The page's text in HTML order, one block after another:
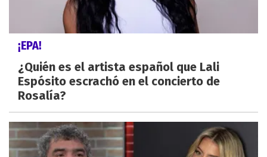
¡EPA!
¿Quién es el artista español que Lali
Espósito escrachó en el concierto de
Rosalía?